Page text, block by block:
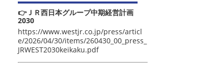
👉ＪＲ西日本グループ中期経営計画
2030
https://www.westjr.co.jp/press/articl
e/2026/04/30/items/260430_00_press_
JRWEST2030keikaku.pdf